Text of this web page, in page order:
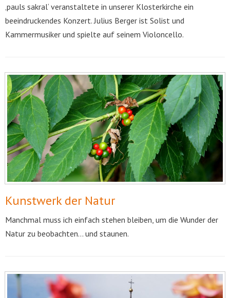
‚pauls sakral‘ veranstaltete in unserer Klosterkirche ein
beeindruckendes Konzert. Julius Berger ist Solist und
Kammermusiker und spielte auf seinem Violoncello.
Kunstwerk der Natur
Manchmal muss ich einfach stehen bleiben, um die Wunder der
Natur zu beobachten… und staunen.